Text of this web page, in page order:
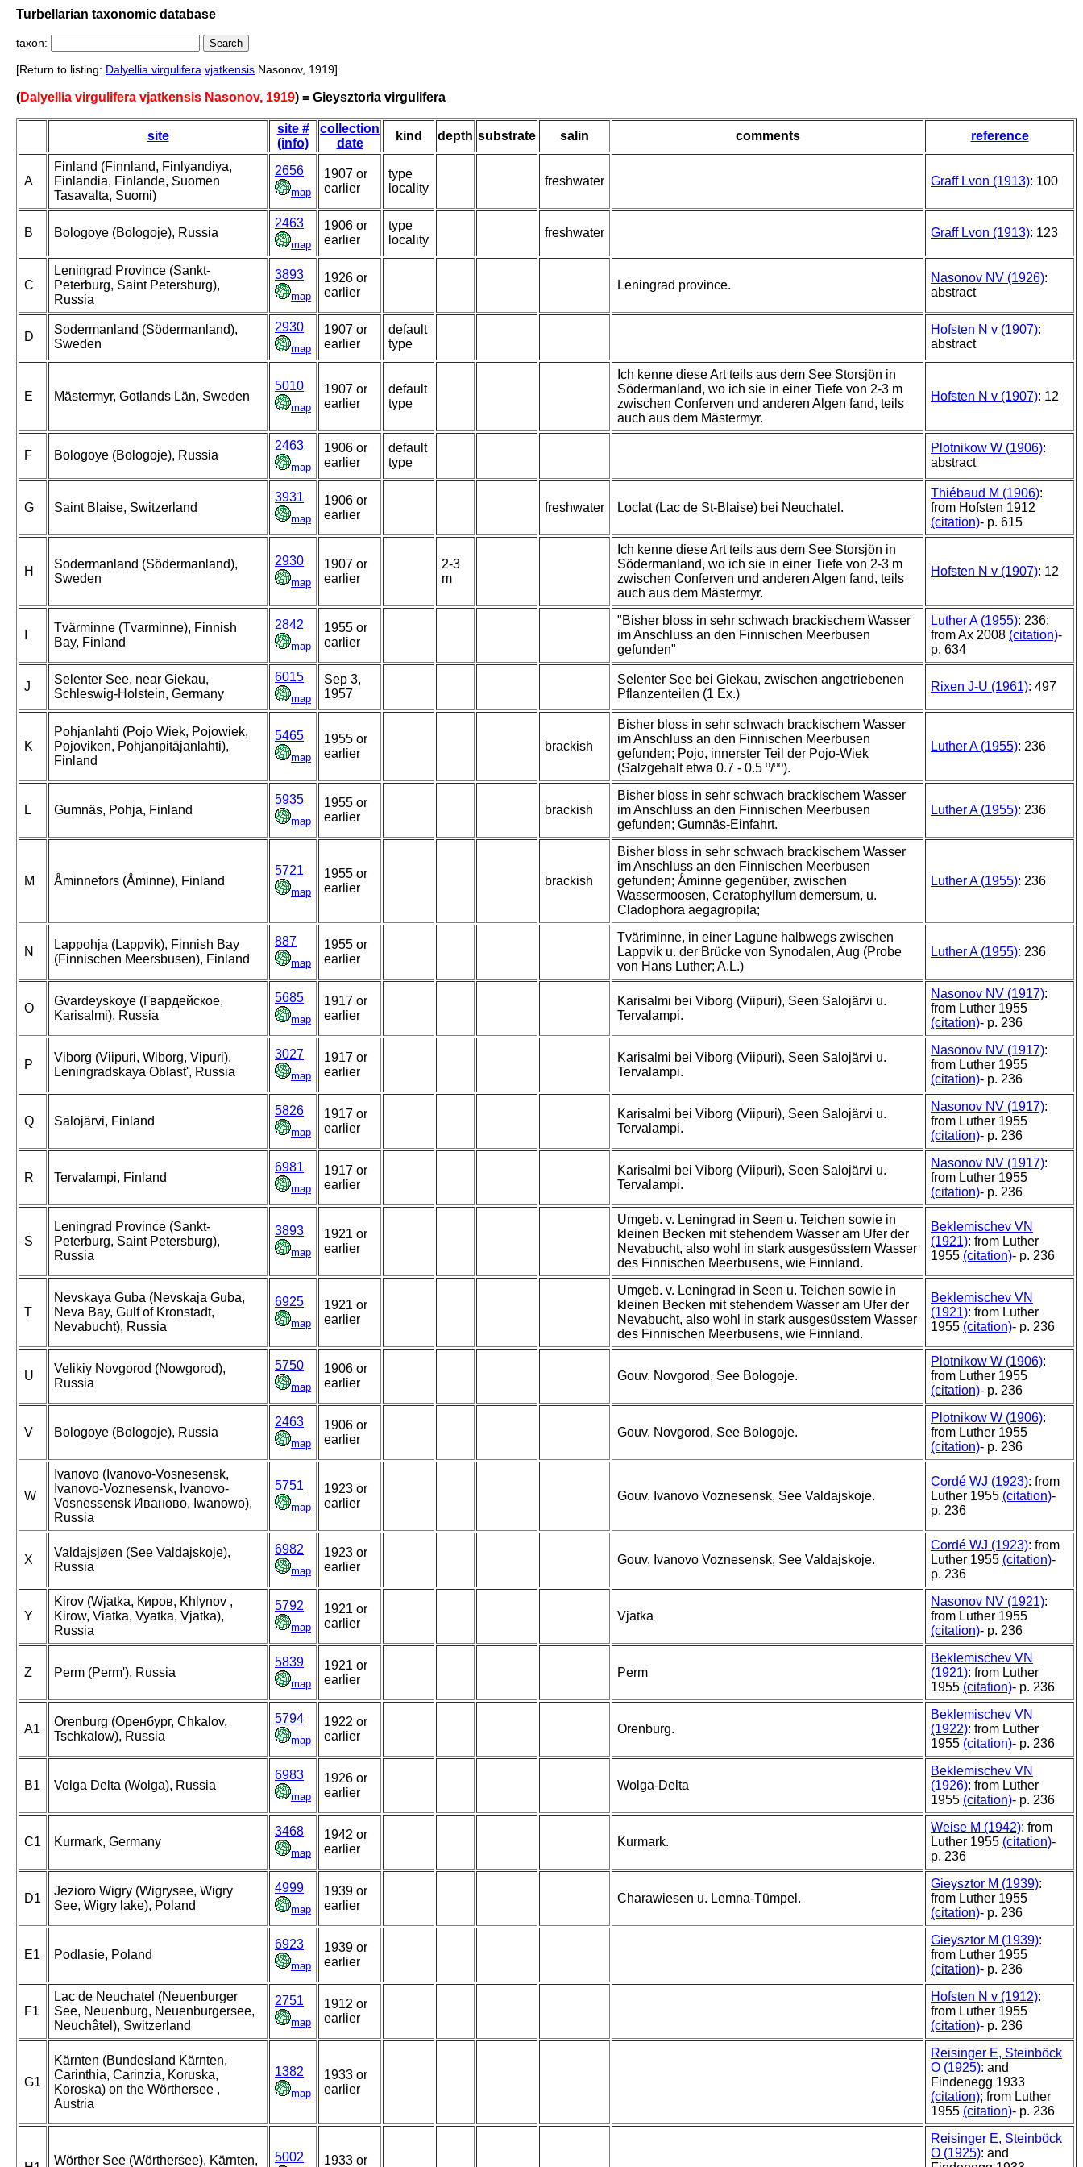
Turbellarian taxonomic database
taxon:
[Return to listing: Dalyellia virgulifera vjatkensis Nasonov, 1919]
(Dalyellia virgulifera vjatkensis Nasonov, 1919) = Gieysztoria virgulifera
site
site #
(info)
collection
date
kind depth substrate salin comments reference
A
Finland (Finnland, Finlyandiya,
Finlandia, Finlande, Suomen
Tasavalta, Suomi)
2656
map
1907 or
earlier
type
locality
freshwater Graff Lvon (1913): 100
B Bologoye (Bologoje), Russia
2463
map
1906 or
earlier
type
locality
freshwater Graff Lvon (1913): 123
C
Leningrad Province (Sankt-
Peterburg, Saint Petersburg),
Russia
3893
map
1926 or
earlier
Leningrad province.
Nasonov NV (1926):
abstract
D
Sodermanland (Södermanland),
Sweden
2930
map
1907 or
earlier
default
type
Hofsten N v (1907):
abstract
E Mästermyr, Gotlands Län, Sweden
5010
map
1907 or
earlier
default
type
Ich kenne diese Art teils aus dem See Storsjön in
Södermanland, wo ich sie in einer Tiefe von 2-3 m
zwischen Conferven und anderen Algen fand, teils
auch aus dem Mästermyr.
Hofsten N v (1907): 12
F Bologoye (Bologoje), Russia
2463
map
1906 or
earlier
default
type
Plotnikow W (1906):
abstract
G Saint Blaise, Switzerland
3931
map
1906 or
earlier
freshwater Loclat (Lac de St-Blaise) bei Neuchatel.
Thiébaud M (1906):
from Hofsten 1912
(citation)- p. 615
H
Sodermanland (Södermanland),
Sweden
2930
map
1907 or
earlier
2-3
m
Ich kenne diese Art teils aus dem See Storsjön in
Södermanland, wo ich sie in einer Tiefe von 2-3 m
zwischen Conferven und anderen Algen fand, teils
auch aus dem Mästermyr.
Hofsten N v (1907): 12
Tvärminne (Tvarminne), Finnish
Bay, Finland
2842
map
1955 or
earlier
"Bisher bloss in sehr schwach brackischem Wasser
im Anschluss an den Finnischen Meerbusen
gefunden"
Luther A (1955): 236;
from Ax 2008 (citation)-
p. 634
J
Selenter See, near Giekau,
Schleswig-Holstein, Germany
6015
map
Sep 3,
1957
Selenter See bei Giekau, zwischen angetriebenen
Pflanzenteilen (1 Ex.)
Rixen J-U (1961): 497
K
Pohjanlahti (Pojo Wiek, Pojowiek,
Pojoviken, Pohjanpitäjanlahti),
Finland
5465
map
1955 or
earlier
brackish
Bisher bloss in sehr schwach brackischem Wasser
im Anschluss an den Finnischen Meerbusen
gefunden; Pojo, innerster Teil der Pojo-Wiek
(Salzgehalt etwa 0.7 - 0.5 º/ºº).
Luther A (1955): 236
L Gumnäs, Pohja, Finland
5935
map
1955 or
earlier
brackish
Bisher bloss in sehr schwach brackischem Wasser
im Anschluss an den Finnischen Meerbusen
gefunden; Gumnäs-Einfahrt.
Luther A (1955): 236
M Åminnefors (Åminne), Finland
5721
map
1955 or
earlier
brackish
Bisher bloss in sehr schwach brackischem Wasser
im Anschluss an den Finnischen Meerbusen
gefunden; Åminne gegenüber, zwischen
Wassermoosen, Ceratophyllum demersum, u.
Cladophora aegagropila;
Luther A (1955): 236
N
Lappohja (Lappvik), Finnish Bay
(Finnischen Meersbusen), Finland
887
map
1955 or
earlier
Tväriminne, in einer Lagune halbwegs zwischen
Lappvik u. der Brücke von Synodalen, Aug (Probe
von Hans Luther; A.L.)
Luther A (1955): 236
O
Gvardeyskoye (Гвардейское,
Karisalmi), Russia
5685
map
1917 or
earlier
Karisalmi bei Viborg (Viipuri), Seen Salojärvi u.
Tervalampi.
Nasonov NV (1917):
from Luther 1955
(citation)- p. 236
P
Viborg (Viipuri, Wiborg, Vipuri),
Leningradskaya Oblast', Russia
3027
map
1917 or
earlier
Karisalmi bei Viborg (Viipuri), Seen Salojärvi u.
Tervalampi.
Nasonov NV (1917):
from Luther 1955
(citation)- p. 236
Q Salojärvi, Finland
5826
map
1917 or
earlier
Karisalmi bei Viborg (Viipuri), Seen Salojärvi u.
Tervalampi.
Nasonov NV (1917):
from Luther 1955
(citation)- p. 236
R Tervalampi, Finland
6981
map
1917 or
earlier
Karisalmi bei Viborg (Viipuri), Seen Salojärvi u.
Tervalampi.
Nasonov NV (1917):
from Luther 1955
(citation)- p. 236
S
Leningrad Province (Sankt-
Peterburg, Saint Petersburg),
Russia
3893
map
1921 or
earlier
Umgeb. v. Leningrad in Seen u. Teichen sowie in
kleinen Becken mit stehendem Wasser am Ufer der
Nevabucht, also wohl in stark ausgesüsstem Wasser
des Finnischen Meerbusens, wie Finnland.
Beklemischev VN
(1921): from Luther
1955 (citation)- p. 236
T
Nevskaya Guba (Nevskaja Guba,
Neva Bay, Gulf of Kronstadt,
Nevabucht), Russia
6925
map
1921 or
earlier
Umgeb. v. Leningrad in Seen u. Teichen sowie in
kleinen Becken mit stehendem Wasser am Ufer der
Nevabucht, also wohl in stark ausgesüsstem Wasser
des Finnischen Meerbusens, wie Finnland.
Beklemischev VN
(1921): from Luther
1955 (citation)- p. 236
U
Velikiy Novgorod (Nowgorod),
Russia
5750
map
1906 or
earlier
Gouv. Novgorod, See Bologoje.
Plotnikow W (1906):
from Luther 1955
(citation)- p. 236
V Bologoye (Bologoje), Russia
2463
map
1906 or
earlier
Gouv. Novgorod, See Bologoje.
Plotnikow W (1906):
from Luther 1955
(citation)- p. 236
W
Ivanovo (Ivanovo-Vosnesensk,
Ivanovo-Voznesensk, Ivanovo-
Vosnessensk Иваново, Iwanowo),
Russia
5751
map
1923 or
earlier
Gouv. Ivanovo Voznesensk, See Valdajskoje.
Cordé WJ (1923): from
Luther 1955 (citation)-
p. 236
X
Valdajsjøen (See Valdajskoje),
Russia
6982
map
1923 or
earlier
Gouv. Ivanovo Voznesensk, See Valdajskoje.
Cordé WJ (1923): from
Luther 1955 (citation)-
p. 236
Y
Kirov (Wjatka, Киров, Khlynov ,
Kirow, Viatka, Vyatka, Vjatka),
Russia
5792
map
1921 or
earlier
Vjatka
Nasonov NV (1921):
from Luther 1955
(citation)- p. 236
Z Perm (Perm'), Russia
5839
map
1921 or
earlier
Perm
Beklemischev VN
(1921): from Luther
1955 (citation)- p. 236
A1
Orenburg (Оренбург, Chkalov,
Tschkalow), Russia
5794
map
1922 or
earlier
Orenburg.
Beklemischev VN
(1922): from Luther
1955 (citation)- p. 236
B1 Volga Delta (Wolga), Russia
6983
map
1926 or
earlier
Wolga-Delta
Beklemischev VN
(1926): from Luther
1955 (citation)- p. 236
C1 Kurmark, Germany
3468
map
1942 or
earlier
Kurmark.
Weise M (1942): from
Luther 1955 (citation)-
p. 236
D1
Jezioro Wigry (Wigrysee, Wigry
See, Wigry lake), Poland
4999
map
1939 or
earlier
Charawiesen u. Lemna-Tümpel.
Gieysztor M (1939):
from Luther 1955
(citation)- p. 236
E1 Podlasie, Poland
6923
map
1939 or
earlier
Gieysztor M (1939):
from Luther 1955
(citation)- p. 236
F1
Lac de Neuchatel (Neuenburger
See, Neuenburg, Neuenburgersee,
Neuchâtel), Switzerland
2751
map
1912 or
earlier
Hofsten N v (1912):
from Luther 1955
(citation)- p. 236
G1
Kärnten (Bundesland Kärnten,
Carinthia, Carinzia, Koruska,
Koroska) on the Wörthersee ,
Austria
1382
map
1933 or
earlier
Reisinger E, Steinböck
O (1925): and
Findenegg 1933
(citation); from Luther
1955 (citation)- p. 236
Wörther See (Wörthersee), Kärnten, 5002 1933 or
Reisinger E, Steinböck
O (1925): and